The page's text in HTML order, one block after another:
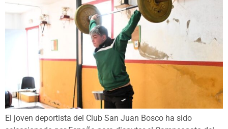
El joven deportista del Club San Juan Bosco ha sido